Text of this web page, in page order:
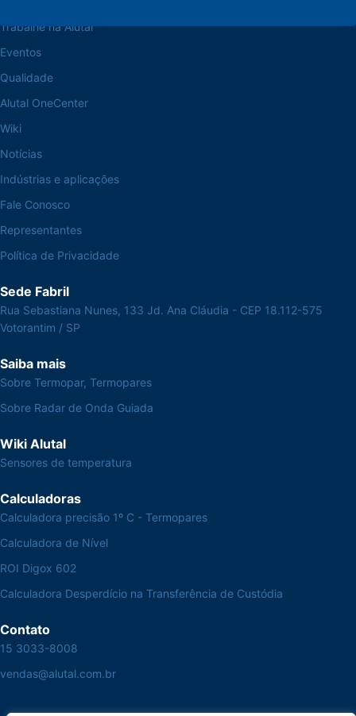
Trabalhe na Alutal
Eventos
Qualidade
Alutal OneCenter
Wiki
Notícias
Indústrias e aplicações
Fale Conosco
Representantes
Política de Privacidade
Sede Fabril
Rua Sebastiana Nunes, 133 Jd. Ana Cláudia - CEP 18.112-575
Votorantim / SP
Saiba mais
Sobre Termopar, Termopares
Sobre Radar de Onda Guiada
Wiki Alutal
Sensores de temperatura
Calculadoras
Calculadora precisão 1º C - Termopares
Calculadora de Nível
ROI Digox 602
Calculadora Desperdício na Transferência de Custódia
Contato
15 3033-8008
vendas@alutal.com.br